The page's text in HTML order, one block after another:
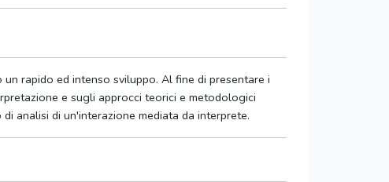
rapido ed intenso sviluppo. Al fine di presentare i
e sugli approcci teorici e metodologici
analisi di un'interazione mediata da interprete.